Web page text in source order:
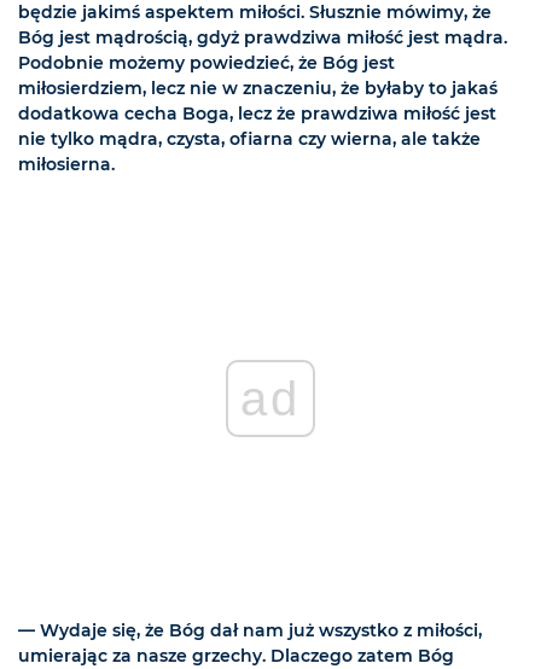
będzie jakimś aspektem miłości. Słusznie mówimy, że
Bóg jest mądrością, gdyż prawdziwa miłość jest mądra.
Podobnie możemy powiedzieć, że Bóg jest
miłosierdziem, lecz nie w znaczeniu, że byłaby to jakaś
dodatkowa cecha Boga, lecz że prawdziwa miłość jest
nie tylko mądra, czysta, ofiarna czy wierna, ale także
miłosierna.
ad
— Wydaje się, że Bóg dał nam już wszystko z miłości,
umierając za nasze grzechy. Dlaczego zatem Bóg